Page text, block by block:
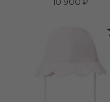
10 900 ₽